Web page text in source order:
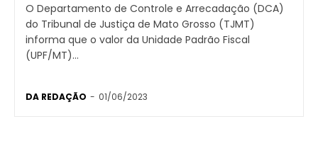
O Departamento de Controle e Arrecadação (DCA)
do Tribunal de Justiça de Mato Grosso (TJMT)
informa que o valor da Unidade Padrão Fiscal
(UPF/MT)...
DA REDAÇÃO - 01/06/2023